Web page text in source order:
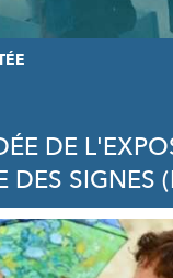
DE
DES SIGNES